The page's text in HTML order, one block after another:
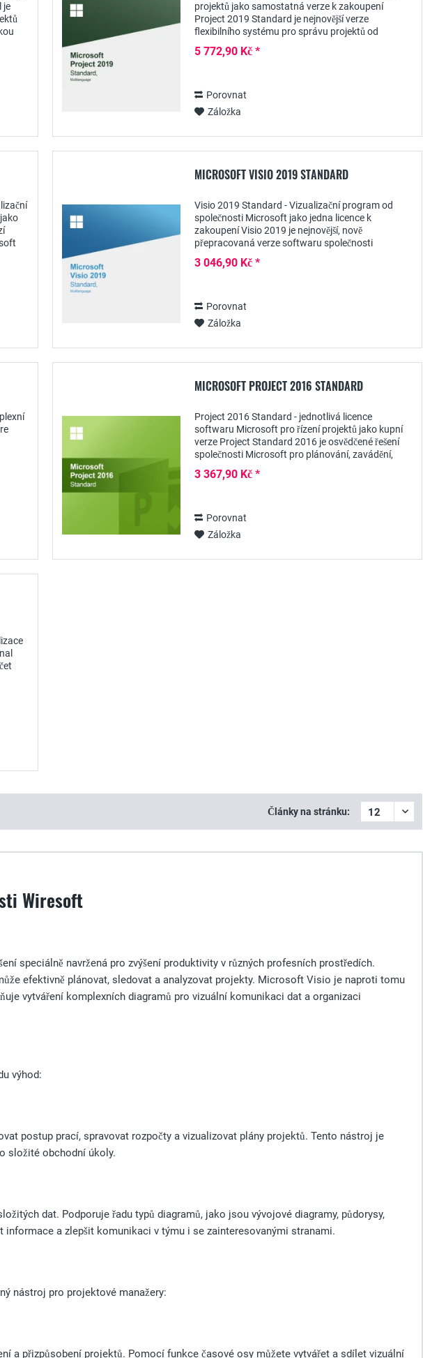
je
projektů jako samostatná verze k zakoupení
Project 2019 Standard je nejnovější verze
flexibilního systému pro správu projektů od
pro malé a...
5 772,90 Kč *
Porovnat
Záložka
MICROSOFT VISIO 2019 STANDARD
Visio 2019 Standard - Vizualizační program od
společnosti Microsoft jako jedna licence k
zakoupení Visio 2019 je nejnovější, nově
přepracovaná verze softwaru společnosti
i obchodních...
3 046,90 Kč *
Porovnat
Záložka
MICROSOFT PROJECT 2016 STANDARD
Project 2016 Standard - jednotlivá licence
softwaru Microsoft pro řízení projektů jako kupní
verze Project Standard 2016 je osvědčené řešení
společnosti Microsoft pro plánování, zavádění,
3 367,90 Kč *
Porovnat
Záložka
Články na stránku:
Wiresoft
speciálně navržená pro zvýšení produktivity v různých profesních prostředích.
efektivně plánovat, sledovat a analyzovat projekty. Microsoft Visio je naproti tomu
vytváření komplexních diagramů pro vizuální komunikaci dat a organizaci
výhod:
postup prací, spravovat rozpočty a vizualizovat plány projektů. Tento nástroj je
složité obchodní úkoly.
dat. Podporuje řadu typů diagramů, jako jsou vývojové diagramy, půdorysy,
a zlepšit komunikaci v týmu i se zainteresovanými stranami.
nástroj pro projektové manažery:
a přizpůsobení projektů. Pomocí funkce časové osy můžete vytvářet a sdílet vizuální